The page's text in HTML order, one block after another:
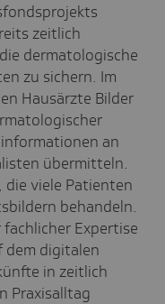
zeitlich
dermatologische
zu sichern. Im
Hausärzte Bilder
an
übermitteln.
die viele Patienten
behandeln.
Expertise
dem digitalen
in zeitlich
Praxisalltag